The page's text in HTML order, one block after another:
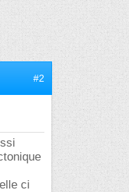
#2
ci